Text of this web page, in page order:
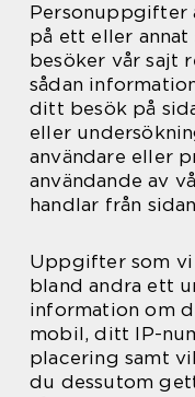
Personuppgifter
på ett eller
besöker vår sajt
sådan
ditt besök på
eller
användare eller
användande av
handlar från
Uppgifter som
bland andra ett
information om
mobil, ditt IP-
placering samt
du dessutom